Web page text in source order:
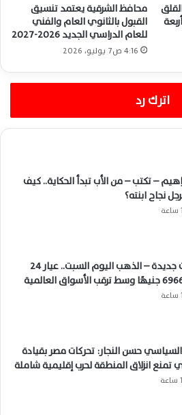
محافظ الشرقية يعتمد تنسيق
القبول بالثانوي العام والفني
للعام الدراسي الجديد 2026-2027
4:16 ص7 يوليو، 2026
اترك رد
– تكتب – من الأب تبدأ الحكاية.. كيف
نجاح ابنته؟
تحديثات جديدة – الذهب اليوم السبت.. عيار 24
حسن النجار: تحركات مصر بقيادة
انزلاق المنطقة لحرب إقليمية شاملة